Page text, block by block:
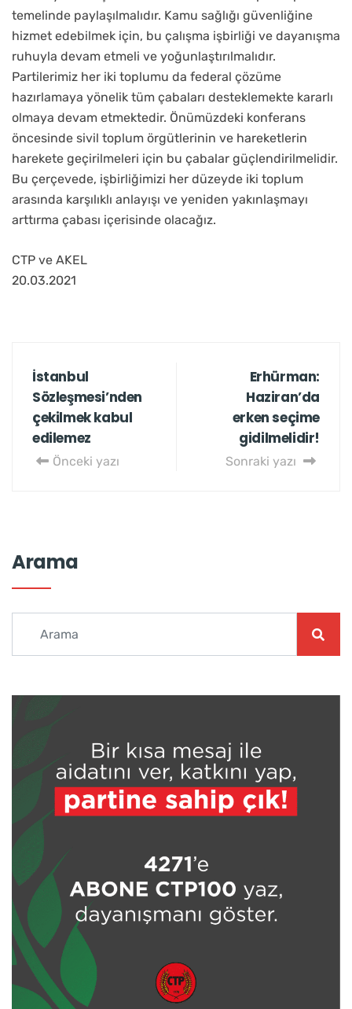
temelinde paylaşılmalıdır. Kamu sağlığı güvenliğine
hizmet edebilmek için, bu çalışma işbirliği ve dayanışma
ruhuyla devam etmeli ve yoğunlaştırılmalıdır.
Partilerimiz her iki toplumu da federal çözüme
hazırlamaya yönelik tüm çabaları desteklemekte kararlı
olmaya devam etmektedir. Önümüzdeki konferans
öncesinde sivil toplum örgütlerinin ve hareketlerin
harekete geçirilmeleri için bu çabalar güçlendirilmelidir.
Bu çerçevede, işbirliğimizi her düzeyde iki toplum
arasında karşılıklı anlayışı ve yeniden yakınlaşmayı
arttırma çabası içerisinde olacağız.
CTP ve AKEL
20.03.2021
İstanbul
Sözleşmesi’nden
çekilmek kabul
edilemez
Önceki yazı
Erhürman:
Haziran’da
erken seçime
gidilmelidir!
Sonraki yazı
Arama